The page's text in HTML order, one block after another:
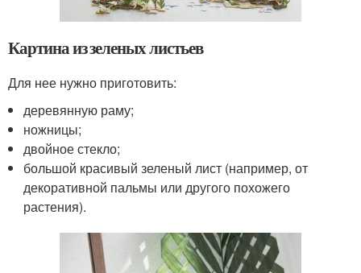
Картина из зеленых листьев
Для нее нужно приготовить:
деревянную раму;
ножницы;
двойное стекло;
большой красивый зеленый лист (например, от
декоративной пальмы или другого похожего
растения).